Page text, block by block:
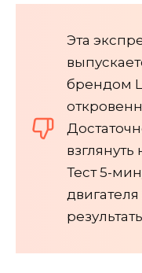
Эта
брендом
Тест 5-